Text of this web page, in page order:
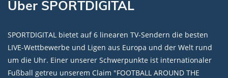
Über SPORTDIGITAL
SPORTDIGITAL bietet auf 6 linearen TV-Sendern die besten
LIVE-Wettbewerbe und Ligen aus Europa und der Welt rund
um die Uhr. Einer unserer Schwerpunkte ist internationaler
Fußball getreu unserem Claim "FOOTBALL AROUND THE